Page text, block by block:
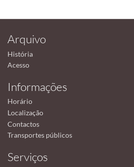
Arquivo
História
Acesso
Informações
Horário
Localização
Contactos
Transportes públicos
Serviços